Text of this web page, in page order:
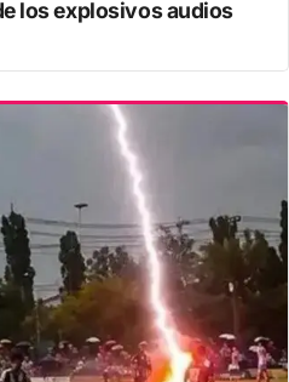
los explosivos audios